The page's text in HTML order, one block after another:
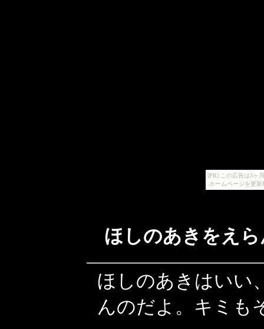
[PR] この広告は3ヶ
ホームページを更
ほしのあきをえ
ほしのあきはいい
んのだよ。キミも